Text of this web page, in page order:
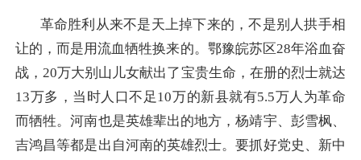
革命胜利从来不是天上掉下来的，不是别人拱手相
让的，而是用流血牺牲换来的。鄂豫皖苏区28年浴血奋
战，20万大别山儿女献出了宝贵生命，在册的烈士就达
13万多，当时人口不足10万的新县就有5.5万人为革命
而牺牲。河南也是英雄辈出的地方，杨靖宇、彭雪枫、
吉鸿昌等都是出自河南的英雄烈士。要抓好党史、新中